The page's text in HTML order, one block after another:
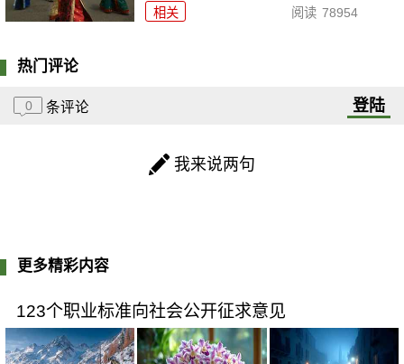
相关 阅读 78954
热门评论
0 条评论 登陆
我来说两句
更多精彩内容
123个职业标准向社会公开征求意见